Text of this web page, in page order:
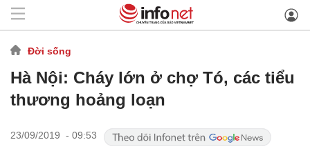
Đời sống
Hà Nội: Cháy lớn ở chợ Tó, các tiểu
thương hoảng loạn
23/09/2019 - 09:53